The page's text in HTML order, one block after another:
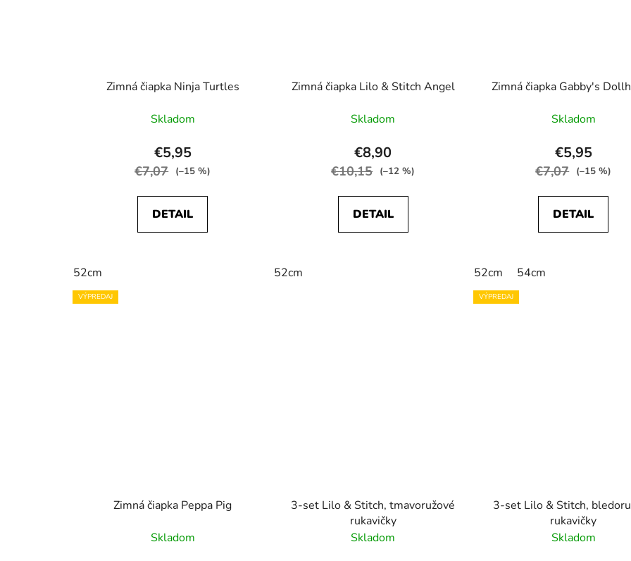
Zimná čiapka Ninja Turtles
Skladom
€5,95
€7,07 (–15 %)
DETAIL
52cm
Zimná čiapka Lilo & Stitch Angel
Skladom
€8,90
€10,15 (–12 %)
DETAIL
52cm
Zimná čiapka Gabby's
Skladom
€5,95
€7,07 (–15 %)
DETAIL
52cm 54cm
VÝPREDAJ
Zimná čiapka Peppa Pig
Skladom
3-set Lilo & Stitch, tmavoružové
rukavičky
Skladom
VÝPREDAJ
3-set Lilo & Stitch,
rukavičky
Skladom